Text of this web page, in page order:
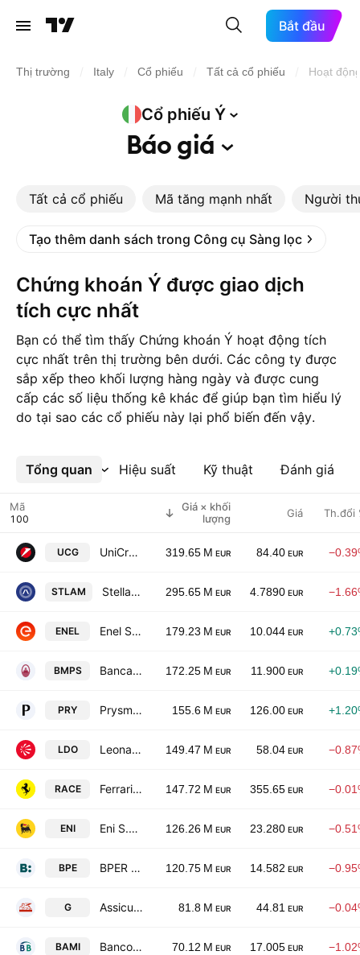
Bắt đầu
Thị trường Italy Cổ phiếu Tất cả cổ phiếu Hoạt
Cổ phiếu Ý
Báogiá
Tất cả cổ phiếu Mã tăng mạnh nhất Người
Tạo thêm danh sách trong Công cụ Sàng lọc
Chứng khoán Ý được giao dịch
tích cực nhất
Bạn có thể tìm thấy Chứng khoán Ý hoạt động tích
cực nhất trên thị trường bên dưới. Các công ty được
sắp xếp theo khối lượng hàng ngày và được cung
cấp các số liệu thống kê khác để giúp bạn tìm hiểu lý
do tại sao các cổ phiếu này lại phổ biến đến vậy.
Tổng quan Hiệu suất Kỹ thuật Đánh giá
Xem thêm
Mã
Giá × khối
lượng
Giá Th.đổi
UCG UniCredit S.p.A. 319.65 M EUR 84.40 EUR
STLAM Stellantis N.V. 295.65 M EUR 4.7890 EUR
ENEL Enel SpA 179.23 M EUR 10.044 EUR
BMPS Banca Monte dei Paschi di Siena S.p.A. 172.25 M EUR 11.900 EUR
PRY Prysmian S.p.A. 155.6 M EUR 126.00 EUR
LDO Leonardo SpA 149.47 M EUR 58.04 EUR
RACE Ferrari NV 147.72 M EUR 355.65 EUR
ENI Eni S.p.A. 126.26 M EUR 23.280 EUR
BPE BPER Banca S.p.A. 120.75 M EUR 14.582 EUR
G Assicurazioni Generali S.p.A. 81.8 M EUR 44.81 EUR
BAMI Banco BPM SpA 70.12 M EUR 17.005 EUR